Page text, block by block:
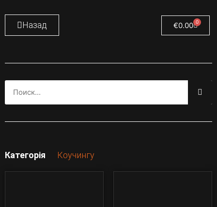
Назад €0.00 0
Категорія Коучингу